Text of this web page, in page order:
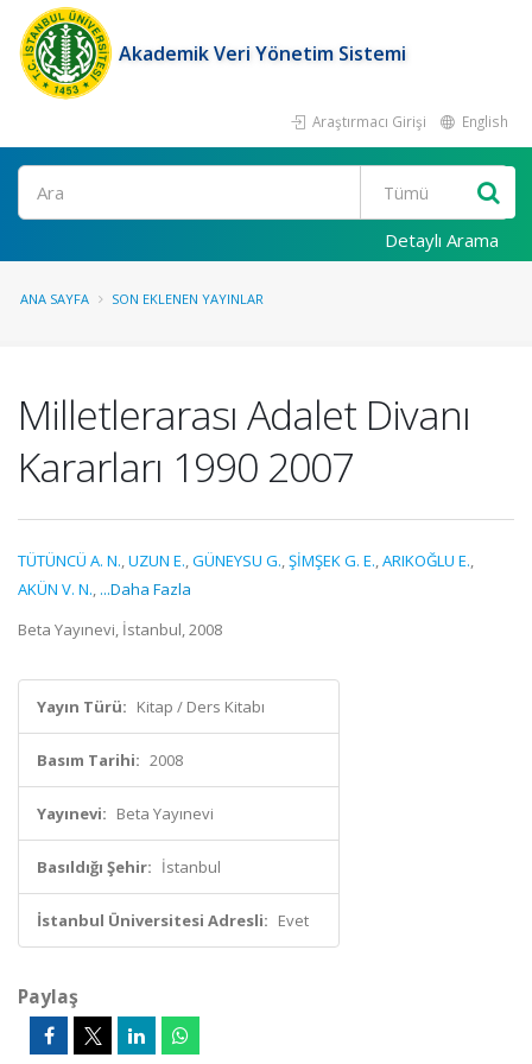
Akademik Veri Yönetim Sistemi
Araştırmacı Girişi English
Ara
Detaylı Arama
ANA SAYFA SON EKLENEN YAYINLAR
Milletlerarası Adalet Divanı
Kararları 1990 2007
TÜTÜNCÜ A. N.,UZUN E.,GÜNEYSU G.,ŞİMŞEK G. E.,ARIKOĞLU E.,
AKÜN V. N., ...Daha Fazla
Beta Yayınevi, İstanbul, 2008
Yayın Türü: Kitap / Ders Kitabı
Basım Tarihi: 2008
Yayınevi: Beta Yayınevi
Basıldığı Şehir: İstanbul
İstanbul Üniversitesi Adresli: Evet
Paylaş